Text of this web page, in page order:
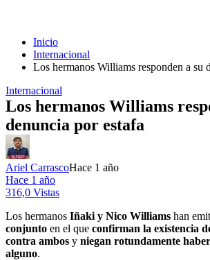
Inicio
Internacional
Los hermanos Williams responden a su
Internacional
Los hermanos Williams
denuncia por estafa
Ariel CarrascoHace 1 año
Hace 1 año
316,0 Vistas
Los hermanos Iñaki y Nico Williams han
conjunto en el que confirman la existencia
contra ambos y niegan rotundamente
alguno.